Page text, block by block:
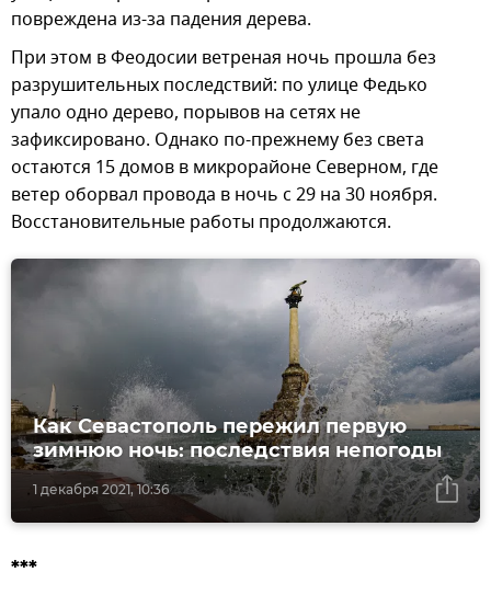
повреждена из-за падения дерева.
При этом в Феодосии ветреная ночь прошла без
разрушительных последствий: по улице Федько
упало одно дерево, порывов на сетях не
зафиксировано. Однако по-прежнему без света
остаются 15 домов в микрорайоне Северном, где
ветер оборвал провода в ночь с 29 на 30 ноября.
Восстановительные работы продолжаются.
1 декабря 2021, 10:36
Как Севастополь пережил первую
зимнюю ночь: последствия непогоды
***